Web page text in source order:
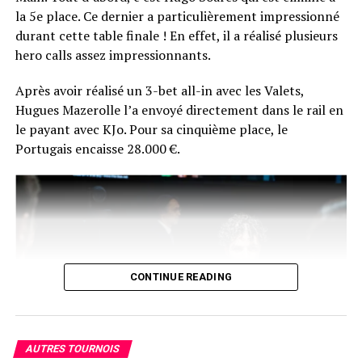
par donner une interview à Comanche.
La réaction du vainqueur fera certainement son petit
bonhomme de chemin sur les réseaux du poker
français… En plus de ça, Chotec risque de se souvenir
longtemps de sa photo d’après-victoire… en peignoir !
la 5e place. Ce dernier a particulièrement impressionné
durant cette table finale ! En effet, il a réalisé plusieurs
hero calls assez impressionnants.
Après avoir réalisé un 3-bet all-in avec les Valets,
Hugues Mazerolle l’a envoyé directement dans le rail en
le payant avec KJo. Pour sa cinquième place, le
Portugais encaisse 28.000 €.
CONTINUE READING
AUTRES TOURNOIS